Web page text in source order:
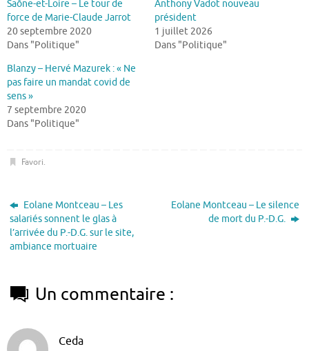
Saône-et-Loire – Le tour de
force de Marie-Claude Jarrot
20 septembre 2020
Dans "Politique"
Anthony Vadot nouveau
président
1 juillet 2026
Dans "Politique"
Blanzy – Hervé Mazurek : « Ne
pas faire un mandat covid de
sens »
7 septembre 2020
Dans "Politique"
Favori.
Eolane Montceau – Les
salariés sonnent le glas à
l’arrivée du P.-D.G. sur le site,
ambiance mortuaire
Eolane Montceau – Le silence
de mort du P.-D.G.
Un commentaire :
Ceda